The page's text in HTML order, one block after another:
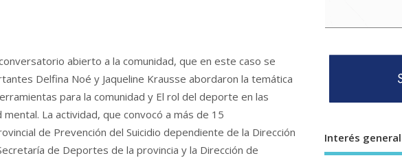
abierto a la comunidad, que en este caso se
Delfina Noé y Jaqueline Krausse abordaron la temática
para la comunidad y El rol del deporte en las
La actividad, que convocó a más de 15
de Prevención del Suicidio dependiente de la Dirección
de Deportes de la provincia y la Dirección de
Interés general